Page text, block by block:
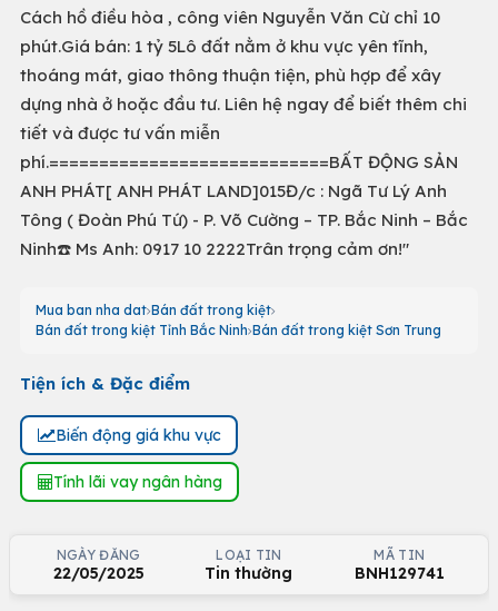
Cách hồ điều hòa , công viên Nguyễn Văn Cừ chỉ 10
phút.Giá bán: 1 tỷ 5Lô đất nằm ở khu vực yên tĩnh,
thoáng mát, giao thông thuận tiện, phù hợp để xây
dựng nhà ở hoặc đầu tư. Liên hệ ngay để biết thêm chi
tiết và được tư vấn miễn
phí.============================BẤT ĐỘNG SẢN
ANH PHÁT[ ANH PHÁT LAND]015Đ/c : Ngã Tư Lý Anh
Tông ( Đoàn Phú Tứ) - P. Võ Cường – TP. Bắc Ninh – Bắc
Ninh☎️ Ms Anh: 0917 10 2222Trân trọng cảm ơn!"
Mua ban nha dat Bán đất trong kiệt
Bán đất trong kiệt Tỉnh Bắc Ninh Bán đất trong kiệt Sơn Trung
Tiện ích & Đặc điểm
Biến động giá khu vực
Tính lãi vay ngân hàng
NGÀY ĐĂNG
22/05/2025
LOẠI TIN
Tin thường
MÃ TIN
BNH129741